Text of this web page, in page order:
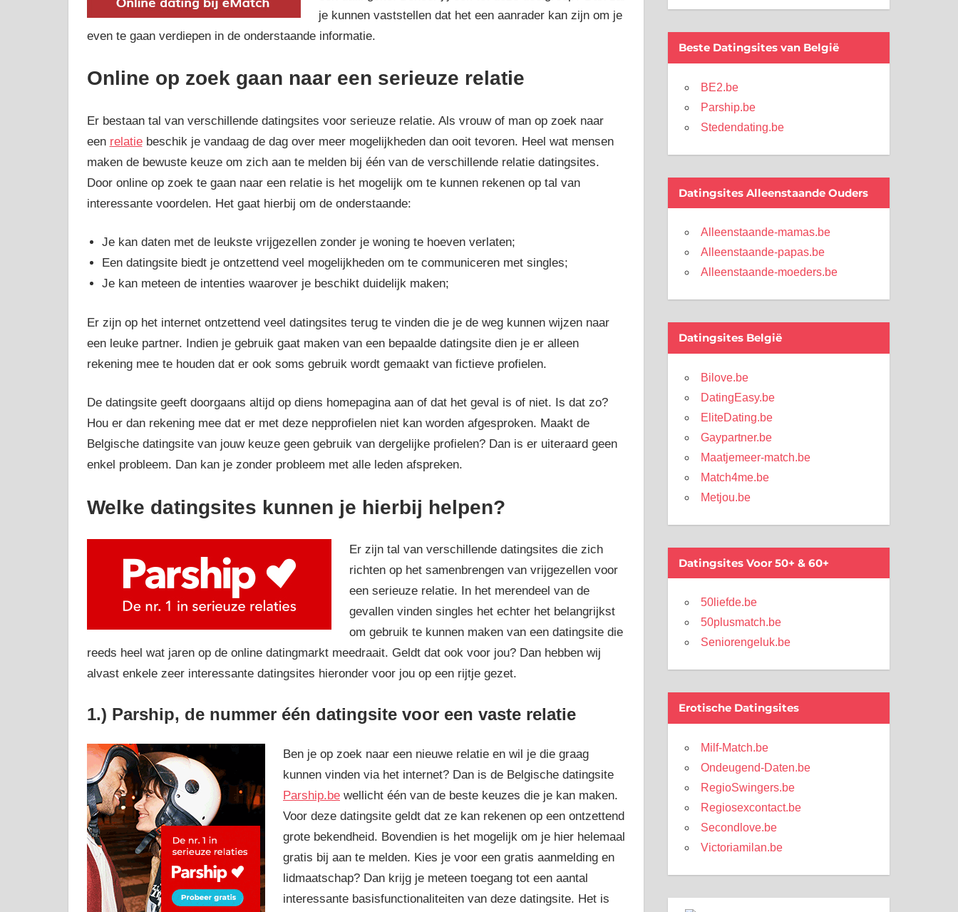
je kunnen vaststellen dat het een aanrader kan zijn om je
even te gaan verdiepen in de onderstaande informatie.
Online op zoek gaan naar een serieuze relatie
Er bestaan tal van verschillende datingsites voor serieuze relatie. Als vrouw of man op zoek naar
een relatiebeschik je vandaag de dag over meer mogelijkheden dan ooit tevoren. Heel wat mensen
maken de bewuste keuze om zich aan te melden bij één van de verschillende relatie datingsites.
Door online op zoek te gaan naar een relatie is het mogelijk om te kunnen rekenen op tal van
interessante voordelen. Het gaat hierbij om de onderstaande:
Je kan daten met de leukste vrijgezellen zonder je woning te hoeven verlaten;
Een datingsite biedt je ontzettend veel mogelijkheden om te communiceren met singles;
Je kan meteen de intenties waarover je beschikt duidelijk maken;
Er zijn op het internet ontzettend veel datingsites terug te vinden die je de weg kunnen wijzen naar
een leuke partner. Indien je gebruik gaat maken van een bepaalde datingsite dien je er alleen
rekening mee te houden dat er ook soms gebruik wordt gemaakt van fictieve profielen.
De datingsite geeft doorgaans altijd op diens homepagina aan of dat het geval is of niet. Is dat zo?
Hou er dan rekening mee dat er met deze nepprofielen niet kan worden afgesproken. Maakt de
Belgische datingsite van jouw keuze geen gebruik van dergelijke profielen? Dan is er uiteraard geen
enkel probleem. Dan kan je zonder probleem met alle leden afspreken.
Welke datingsites kunnen je hierbij helpen?
Er zijn tal van verschillende datingsites die zich
richten op het samenbrengen van vrijgezellen voor
een serieuze relatie. In het merendeel van de
gevallen vinden singles het echter het belangrijkst
om gebruik te kunnen maken van een datingsite die
reeds heel wat jaren op de online datingmarkt meedraait. Geldt dat ook voor jou? Dan hebben wij
alvast enkele zeer interessante datingsites hieronder voor jou op een rijtje gezet.
1.) Parship, de nummer één datingsite voor een vaste relatie
Ben je op zoek naar een nieuwe relatie en wil je die graag
kunnen vinden via het internet? Dan is de Belgische datingsite
Parship.be wellicht één van de beste keuzes die je kan maken.
Voor deze datingsite geldt dat ze kan rekenen op een ontzettend
grote bekendheid. Bovendien is het mogelijk om je hier helemaal
gratis bij aan te melden. Kies je voor een gratis aanmelding en
lidmaatschap? Dan krijg je meteen toegang tot een aantal
interessante basisfunctionaliteiten van deze datingsite. Het is
Beste Datingsites van België
BE2.be
Parship.be
Stedendating.be
Datingsites Alleenstaande Ouders
Alleenstaande-mamas.be
Alleenstaande-papas.be
Alleenstaande-moeders.be
Datingsites België
Bilove.be
DatingEasy.be
EliteDating.be
Gaypartner.be
Maatjemeer-match.be
Match4me.be
Metjou.be
Datingsites Voor 50+ & 60+
50liefde.be
50plusmatch.be
Seniorengeluk.be
Erotische Datingsites
Milf-Match.be
Ondeugend-Daten.be
RegioSwingers.be
Regiosexcontact.be
Secondlove.be
Victoriamilan.be